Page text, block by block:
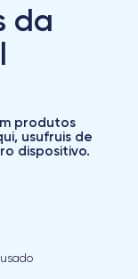
da
produtos
usufruis de
dispositivo.